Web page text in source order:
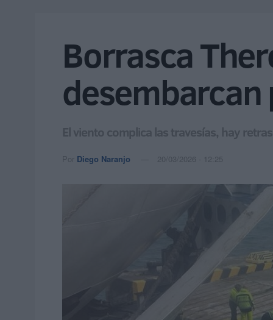
Borrasca
desembarcan
El viento complica las travesías, hay
Por Diego Naranjo 20/03/2026 - 12:25